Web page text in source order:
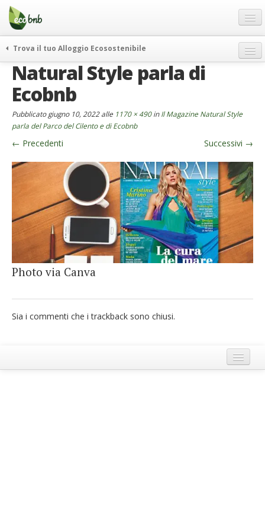
Menu
Salta
contenuto
Offerte Speciali
Regali
FAQ
Chi Siamo
Partner
Contatti
German
English
Spanish
Trova il tuo Alloggio Ecosostenibile
weekend green
itinerari
curiosità
vivere e viaggiare verde
news ed eventi
rassegna stampa
Natural Style parla di
Ecobnb
Pubblicatogiugno 10, 2022alle 1170 × 490inIl Magazine Natural Style
parla del Parco del Cilento e di Ecobnb
← Precedenti Successivi →
Photo via Canva
Sia i commenti che i trackback sono chiusi.